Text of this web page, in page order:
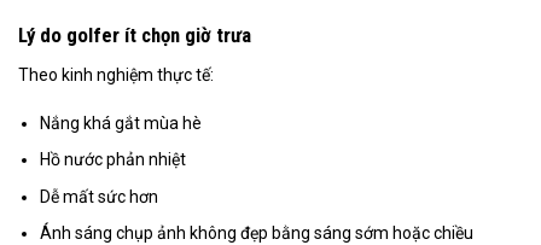
Lý do golfer ít chọn giờ trưa
Theo kinh nghiệm thực tế:
Nắng khá gắt mùa hè
Hồ nước phản nhiệt
Dễ mất sức hơn
Ánh sáng chụp ảnh không đẹp bằng sáng sớm hoặc chiều